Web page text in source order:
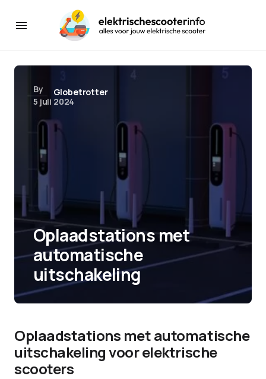
By
Globetrotter
5 juli 2024
Oplaadstations met
automatische
uitschakeling
Oplaadstations met automatische
uitschakeling voor elektrische
scooters